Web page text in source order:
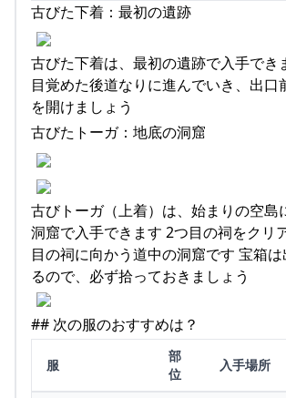
古びた下着：最初の遺跡
古びた下着は、最初の遺跡で入手でき
目覚めた後道なりに進んでいき、出口
を開けましょう
古びたトーガ：地底の洞窟
古びトーガ（上着）は、始まりの空島
洞窟で入手できます 2つ目の祠をクリ
目の祠に向かう道中の洞窟です 宝箱
るので、必ず拾っておきましょう
## 次の服のおすすめは？
服
部
位
入手場所